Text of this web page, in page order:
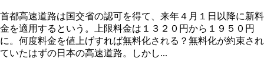
首都高速道路は国交省の認可を得て、来年４月１日以降に新料
金を適用するという。上限料金は１３２０円から１９５０円
に。何度料金を値上げすれば無料化される？無料化が約束され
ていたはずの日本の高速道路。しかし...